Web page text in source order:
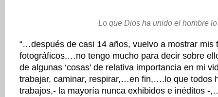
Lo que Dios ha unido el hombre
“…después de casi 14 años, vuelvo a mostrar mis
fotográficos,…no tengo mucho para decir sobre
de algunas ‘cosas’ de relativa importancia en mi
trabajar, caminar, respirar,…en fin,….lo que
trabajos,- la mayoría nunca exhibidos e inéditos